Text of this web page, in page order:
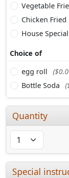
Vegetable
Chicken Fried
House
Choice of
egg roll
Bottle Soda
Quantity
Special